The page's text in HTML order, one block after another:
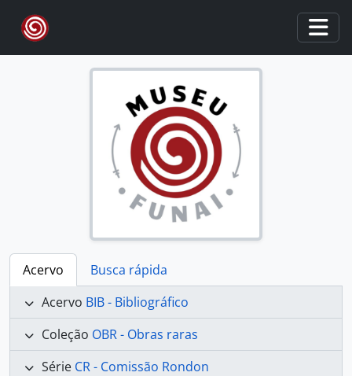
Skip to main content
Acervo
Busca rápida
Acervo BIB - Bibliográfico
Coleção OBR - Obras raras
Série CR - Comissão Rondon